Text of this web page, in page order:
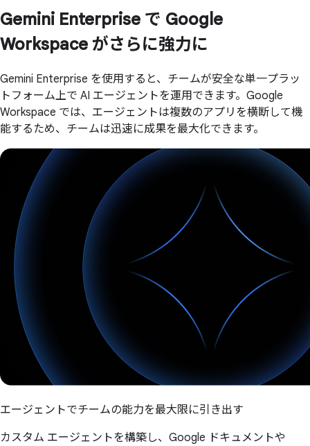
Gemini Enterprise で Google
Workspace がさらに強力に
Gemini Enterprise を使用すると、チームが安全な単一プラッ
トフォーム上で AI エージェントを運用できます。Google
Workspace では、エージェントは複数のアプリを横断して機
能するため、チームは迅速に成果を最大化できます。
エージェントでチームの能力を最大限に引き出す
カスタム エージェントを構築し、Google ドキュメントや